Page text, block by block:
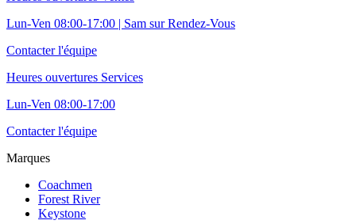
Lun-Ven 08:00-17:00 | Sam sur Rendez-Vous
Contacter l'équipe
Heures ouvertures Services
Lun-Ven 08:00-17:00
Contacter l'équipe
Marques
Coachmen
Forest River
Keystone